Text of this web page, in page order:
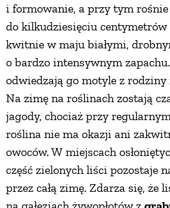
i formowanie, a przy tym
do kilkudziesięciu
kwitnie w maju białymi,
o bardzo intensywnym
odwiedzają go motyle z rodziny
Na zimę na roślinach zostają
jagody, chociaż przy
roślina nie ma okazji ani
owoców. W miejscach
część zielonych liści pozostaje
przez całą zimę. Zdarza się, że